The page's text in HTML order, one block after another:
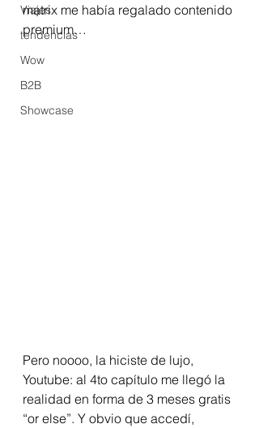
Viajes
tendencias
Wow
B2B
Showcase
matrix me había regalado contenido
premium…
Pero noooo, la hiciste de lujo,
Youtube: al 4to capítulo me llegó la
realidad en forma de 3 meses gratis
“or else”. Y obvio que accedí,